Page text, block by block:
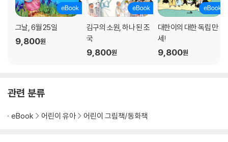
그날, 6월 25일
9,800원
김구의 소원, 하나 된 조
국
9,800원
대한이의 대한 독립 만
세!
9,800원
관련 분류
eBook 어린이 유아 어린이 그림책/동화책